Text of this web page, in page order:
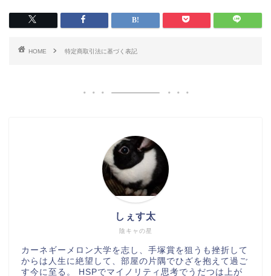
HOME 特定商取引法に基づく表記
陰キャの星
しぇす太
カーネギーメロン大学を志し、手塚賞を狙うも挫折して
からは人生に絶望して、部屋の片隅でひざを抱えて過ご
す今に至る。 HSPでマイノリティ思考でうだつは上が